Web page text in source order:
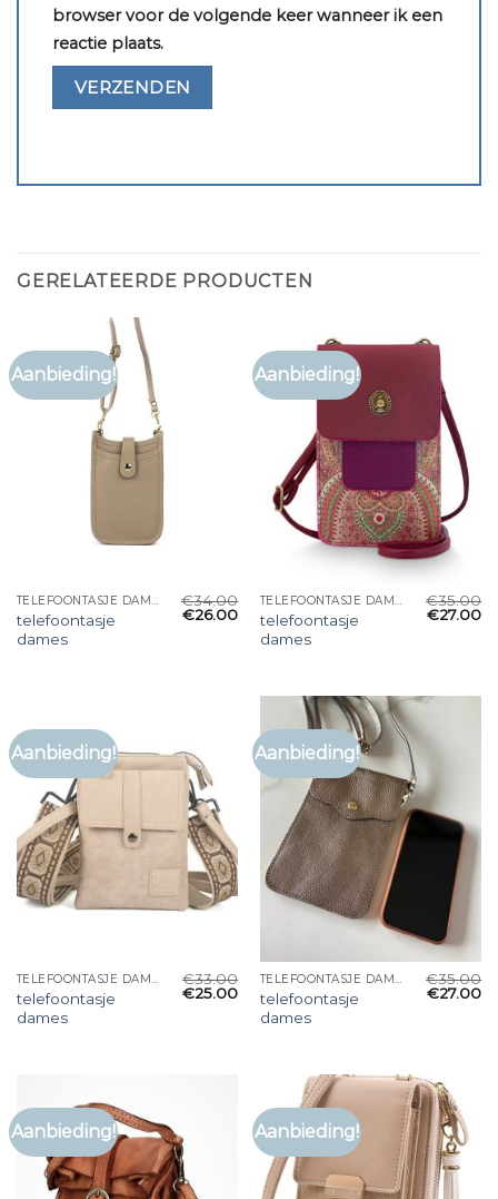
browser voor de volgende keer wanneer ik een
reactie plaats.
GERELATEERDE PRODUCTEN
Aanbieding!
TELEFOONTASJE DAMES
telefoontasje
dames
€34.00
€26.00
Aanbieding!
TELEFOONTASJE DAMES
telefoontasje
dames
€35.00
€27.00
Aanbieding!
TELEFOONTASJE DAMES
telefoontasje
dames
€33.00
€25.00
Aanbieding!
TELEFOONTASJE DAMES
telefoontasje
dames
€35.00
€27.00
Aanbieding! Aanbieding!